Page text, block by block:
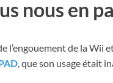
nous en
l’engouement de la Wii
, que son usage était